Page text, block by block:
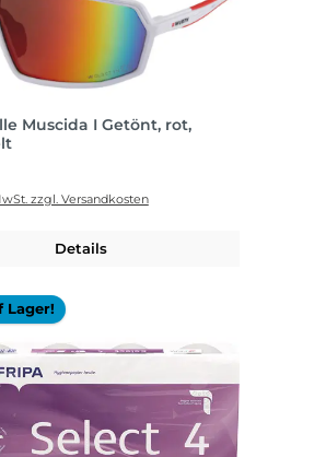
Muscida I Getönt, rot,
zzgl. Versandkosten
Details
Lager!